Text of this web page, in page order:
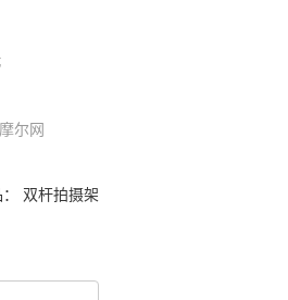
尔网
双杆拍摄架